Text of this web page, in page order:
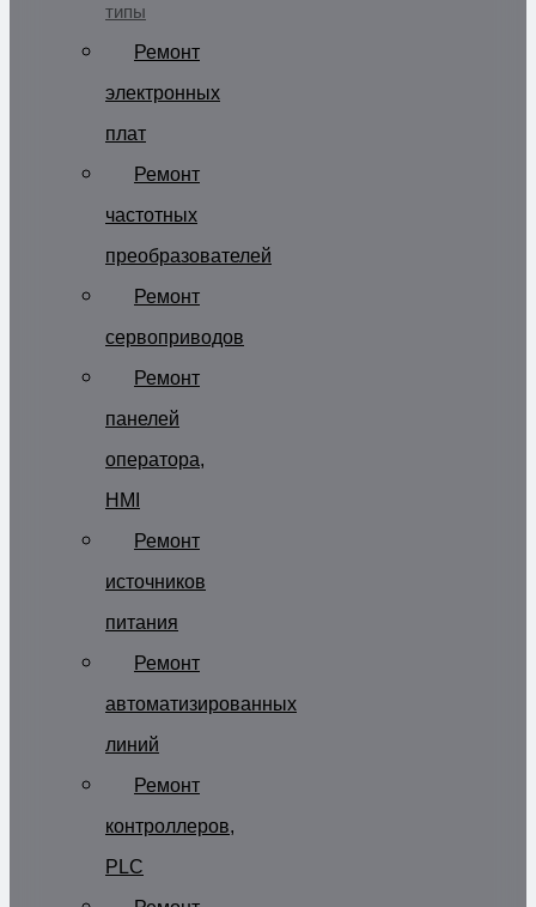
типы
Ремонт
электронных
плат
Ремонт
частотных
преобразователей
Ремонт
сервоприводов
Ремонт
панелей
оператора,
HMI
Ремонт
источников
питания
Ремонт
автоматизированных
линий
Ремонт
контроллеров,
PLC